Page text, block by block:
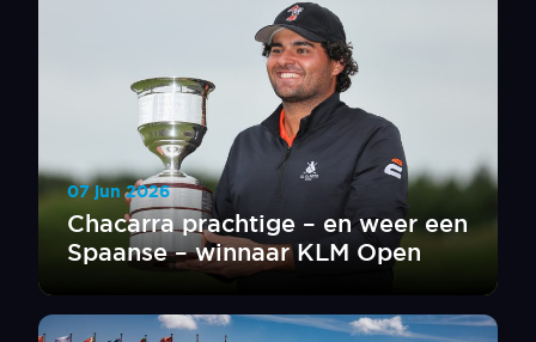
Chacarra prachtige – en weer een
Spaanse – winnaar KLM Open
07 jun 2026